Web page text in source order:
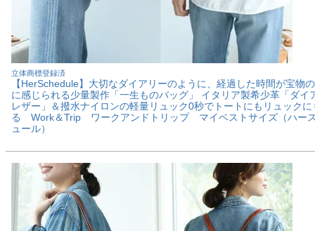
立体商標登録済
【HerSchedule】大切なダイアリーのように、経過した時間が宝物
に感じられる少量製作「一生ものバッグ」 イタリア製希少革「ダイ
レザー」＆撥水ナイロンの軽量リュック0秒でトートにもリュックに
る Work＆Trip ワークアンドトリップ マイベストサイズ（ハー
ュール）